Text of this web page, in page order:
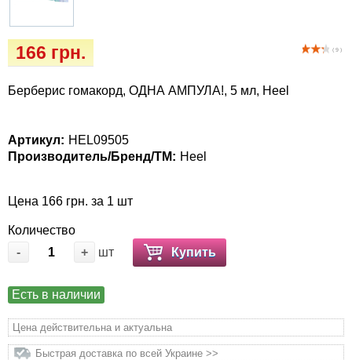
( 9 )
166 грн.
Берберис гомакорд, ОДНА АМПУЛА!, 5 мл, Heel
Артикул: HEL09505
Производитель/Бренд/ТМ: Heel
Цена 166 грн. за 1 шт
Количество
-
+ шт Купить
Есть в наличии
Цена действительна и актуальна
Быстрая доставка по всей Украине >>
Инкубаторы
Лежаки, домики, охлаждая коврики
Миски, автокормушки, поилки
Послеоперационные средства и
расходные материалы